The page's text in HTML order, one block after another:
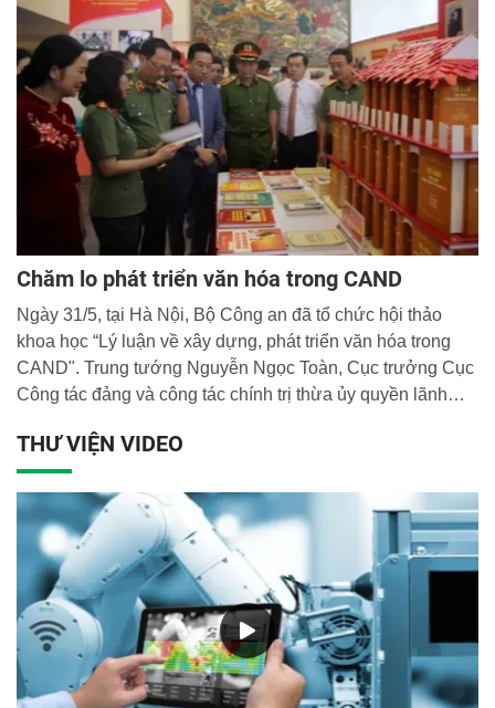
Chăm lo phát triển văn hóa trong CAND
Ngày 31/5, tại Hà Nội, Bộ Công an đã tổ chức hội thảo
khoa học “Lý luận về xây dựng, phát triển văn hóa trong
CAND". Trung tướng Nguyễn Ngọc Toàn, Cục trưởng Cục
Công tác đảng và công tác chính trị thừa ủy quyền lãnh
THƯ VIỆN VIDEO